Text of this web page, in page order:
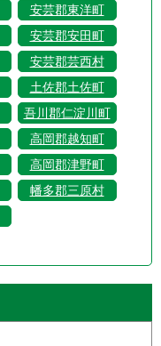
安芸郡東洋町
安芸郡安田町
安芸郡芸西村
土佐郡土佐町
吾川郡仁淀川町
高岡郡越知町
高岡郡津野町
幡多郡三原村